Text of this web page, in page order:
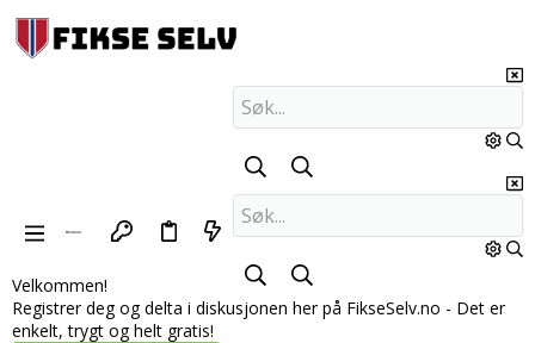
Velkommen!
Registrer deg og delta i diskusjonen her på FikseSelv.no - Det er
enkelt, trygt og helt gratis!